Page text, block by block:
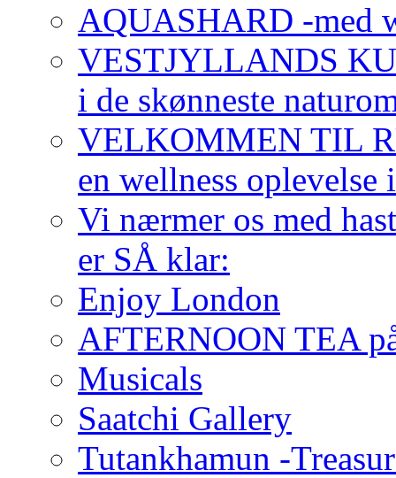
AQUASHARD -med
VESTJYLLANDS
i de skønneste
VELKOMMEN TIL
en wellness
Vi nærmer os med
er SÅ klar:
Enjoy London
AFTERNOON TEA
Musicals
Saatchi Gallery
Tutankhamun -